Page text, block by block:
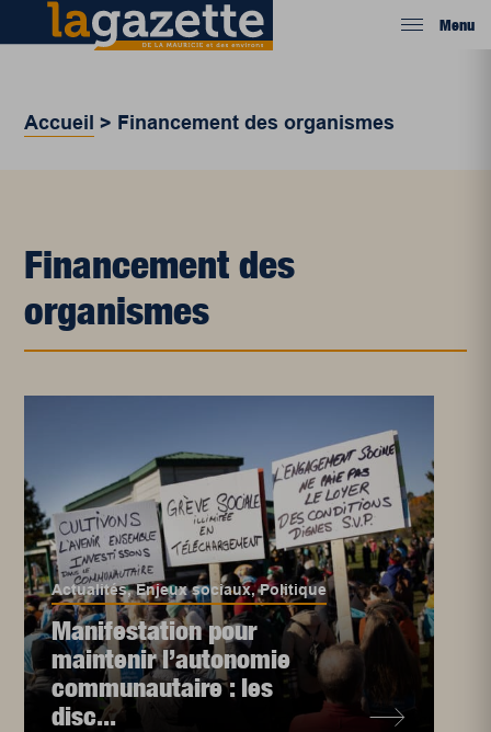
Menu
Accueil > Financement des organismes
Financement des
organismes
Actualités,Enjeux sociaux,Politique
Manifestation pour
maintenir l’autonomie
communautaire : les
disc...